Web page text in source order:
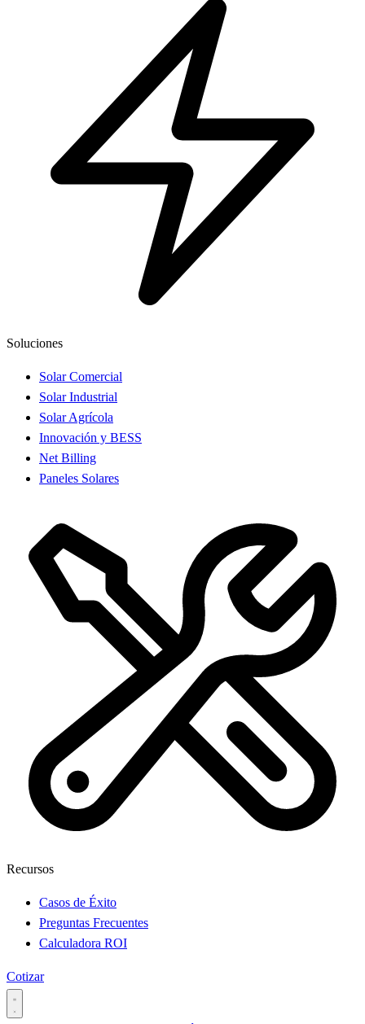
Soluciones
Solar Comercial
Solar Industrial
Solar Agrícola
Innovación y BESS
Net Billing
Paneles Solares
Recursos
Casos de Éxito
Preguntas Frecuentes
Calculadora ROI
Cotizar